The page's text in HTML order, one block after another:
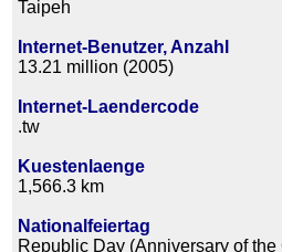
Taipeh
Internet-Benutzer, Anzahl
13.21 million (2005)
Internet-Laendercode
.tw
Kuestenlaenge
1,566.3 km
Nationalfeiertag
Republic Day (Anniversary of